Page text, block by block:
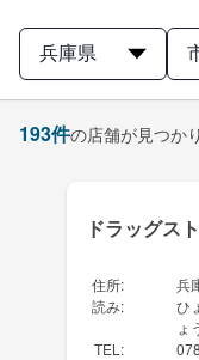
兵庫県
193件の店舗が見つか
ドラッグス
住所:
兵
読み:
ひ
ょ
TEL :